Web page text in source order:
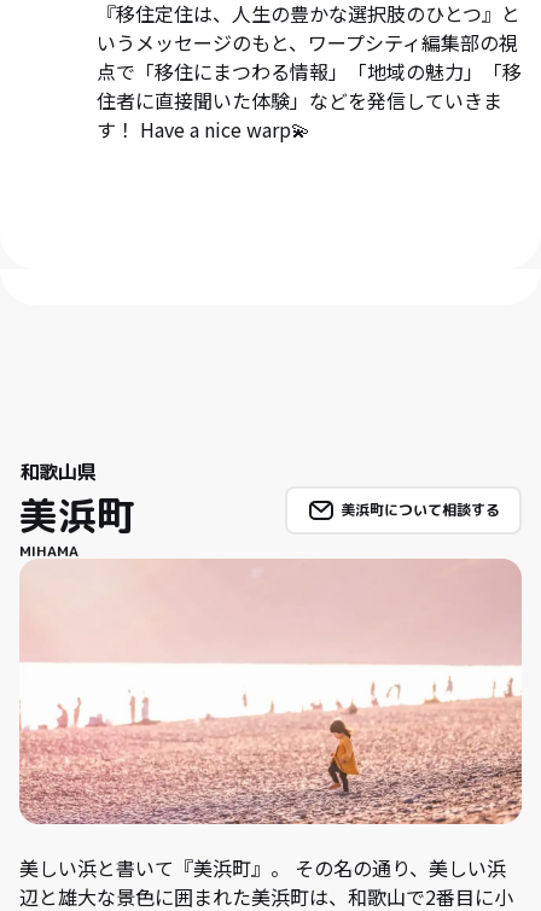
『移住定住は、人生の豊かな選択肢のひとつ』と
いうメッセージのもと、ワープシティ編集部の視
点で「移住にまつわる情報」「地域の魅力」「移
住者に直接聞いた体験」などを発信していきま
す！ Have a nice warp💫
和歌山県
美浜町
MIHAMA
美浜町について相談する
美しい浜と書いて『美浜町』。 その名の通り、美しい浜
辺と雄大な景色に囲まれた美浜町は、和歌山で2番目に小